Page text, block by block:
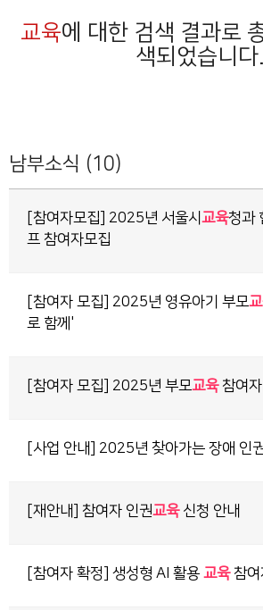
교육에 대한 검색 결과로
색되었습니다.
남부소식 (10)
[참여자모집] 2025년 서울시 교육청과
프 참여자모집
[참여자 모집] 2025년 영유아기 부모
로 함께'
[참여자 모집] 2025년 부모교육참여
[사업 안내] 2025년 찾아가는 장애 인
[재안내] 참여자 인권교육신청 안내
[참여자 확정] 생성형 AI 활용 교육참여